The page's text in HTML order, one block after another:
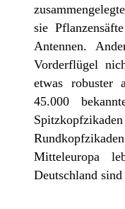
sie
Antennen.
Vorderflügel
etwas robuster
45.000
Mitteleuropa
Deutschland